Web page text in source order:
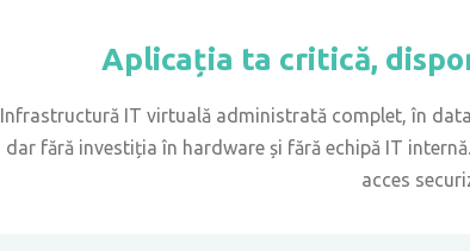
Aplicația ta critică,
Infrastructură IT virtuală administrată complet, în
dar fără investiția în hardware și fără echipă IT
acces